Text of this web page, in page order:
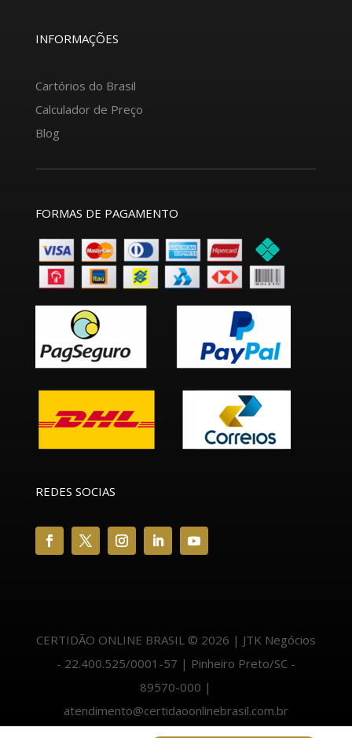
INFORMAÇÕES
Cartórios do Brasil
Calculador de Preço
Blog
FORMAS DE PAGAMENTO
REDES SOCIAS
CERTIDÃO ONLINE BRASIL © 2026 | JTK Negócios
- 22.400.525/0001-57 | Pinheiro Preto/SC -
89570-000 |
atendimento@certidaoonlinebrasil.com.br